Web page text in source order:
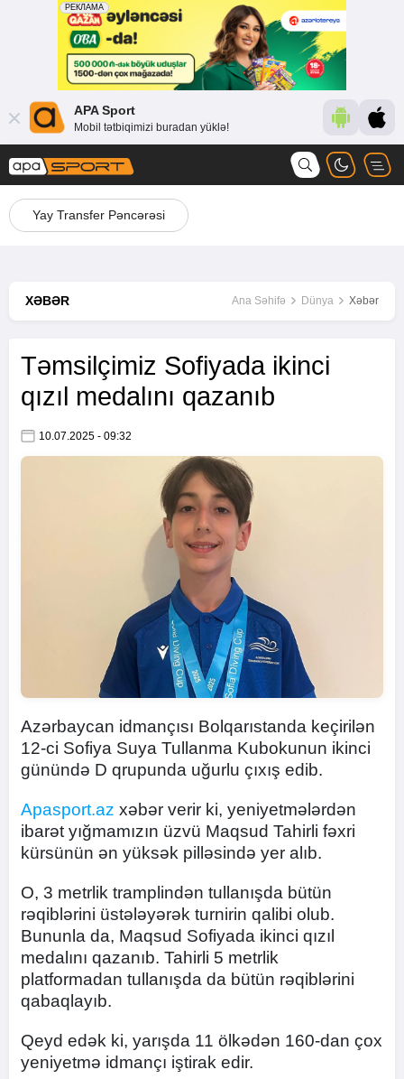
APA Sport
Mobil tətbiqimizi buradan yüklə!
Yay Transfer Pəncərəsi
XƏBƏR Ana Səhifə Dünya Xəbər
Təmsilçimiz Sofiyada ikinci
qızıl medalını qazanıb
10.07.2025 - 09:32
Azərbaycan idmançısı Bolqarıstanda keçirilən
12-ci Sofiya Suya Tullanma Kubokunun ikinci
günündə D qrupunda uğurlu çıxış edib.
Apasport.az xəbər verir ki, yeniyetmələrdən
ibarət yığmamızın üzvü Maqsud Tahirli fəxri
kürsünün ən yüksək pilləsində yer alıb.
O, 3 metrlik tramplindən tullanışda bütün
rəqiblərini üstələyərək turnirin qalibi olub.
Bununla da, Maqsud Sofiyada ikinci qızıl
medalını qazanıb. Tahirli 5 metrlik
platformadan tullanışda da bütün rəqiblərini
qabaqlayıb.
Qeyd edək ki, yarışda 11 ölkədən 160-dan çox
yeniyetmə idmançı iştirak edir.